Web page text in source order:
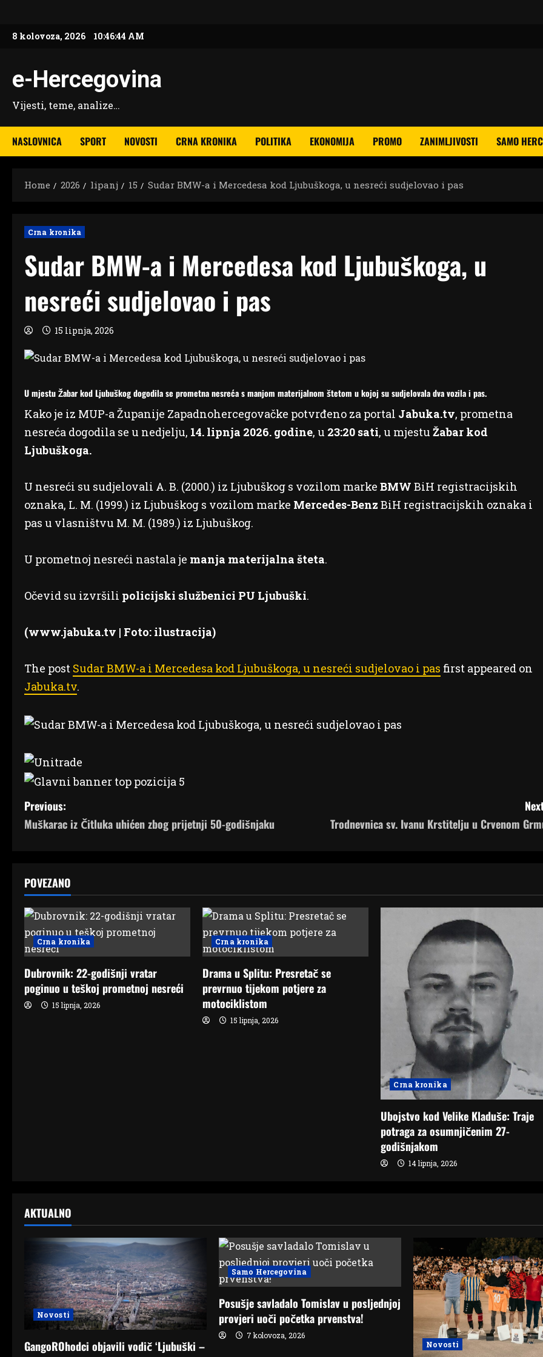
content
8 kolovoza, 2026 10:46:44 AM
e-Hercegovina
Vijesti, teme, analize…
NASLOVNICA SPORT NOVOSTI CRNA KRONIKA POLITIKA EKONOMIJA PROMO ZANIMLJIVOSTI SAMO
Home 2026 lipanj 15 Sudar BMW-a i Mercedesa kod Ljubuškoga, u nesreći sudjelovao i pas
Crna kronika
Sudar BMW-a i Mercedesa kod Ljubuškoga, u
nesreći sudjelovao i pas
15 lipnja, 2026
U mjestu Žabar kod Ljubuškog dogodila se prometna nesreća s manjom materijalnom štetom u kojoj su sudjelovala dva vozila i pas.
Kako je iz MUP-a Županije Zapadnohercegovačke potvrđeno za portal Jabuka.tv, prometna
nesreća dogodila se u nedjelju, 14. lipnja 2026. godine, u 23:20 sati, u mjestu Žabar kod
Ljubuškoga.
U nesreći su sudjelovali A. B. (2000.) iz Ljubuškog s vozilom marke BMW BiH registracijskih
oznaka, L. M. (1999.) iz Ljubuškog s vozilom marke Mercedes-Benz BiH registracijskih oznaka i
pas u vlasništvu M. M. (1989.) iz Ljubuškog.
U prometnoj nesreći nastala je manja materijalna šteta.
Očevid su izvršili policijski službenici PU Ljubuški.
(www.jabuka.tv | Foto: ilustracija)
The post Sudar BMW-a i Mercedesa kod Ljubuškoga, u nesreći sudjelovao i pas first appeared on
Jabuka.tv.
P
o
t
n
a
v
i
g
Previous:
Muškarac iz Čitluka uhićen zbog prijetnji 50-godišnjaku
Trodnevnica sv. Ivanu Krstitelju u Crvenom
POVEZANO
Crna kronika
Dubrovnik: 22-godišnji vratar
poginuo u teškoj prometnoj nesreći
15 lipnja, 2026
Crna kronika
Drama u Splitu: Presretač se
prevrnuo tijekom potjere za
motociklistom
15 lipnja, 2026
Crna kronika
Ubojstvo kod Velike Kladuše: Traje
potraga za osumnjičenim 27-
godišnjakom
14 lipnja, 2026
AKTUALNO
Novosti
GangoROhodci objavili vodič ‘Ljubuški –
Samo Hercegovina
Posušje savladalo Tomislav u posljednjoj
provjeri uoči početka prvenstva!
7 kolovoza, 2026
Novosti